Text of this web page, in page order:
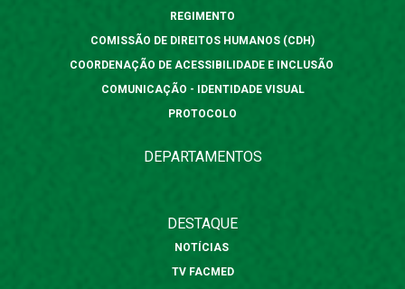
REGIMENTO
COMISSÃO DE DIREITOS HUMANOS (CDH)
COORDENAÇÃO DE ACESSIBILIDADE E INCLUSÃO
COMUNICAÇÃO - IDENTIDADE VISUAL
PROTOCOLO
DEPARTAMENTOS
DESTAQUE
NOTÍCIAS
TV FACMED